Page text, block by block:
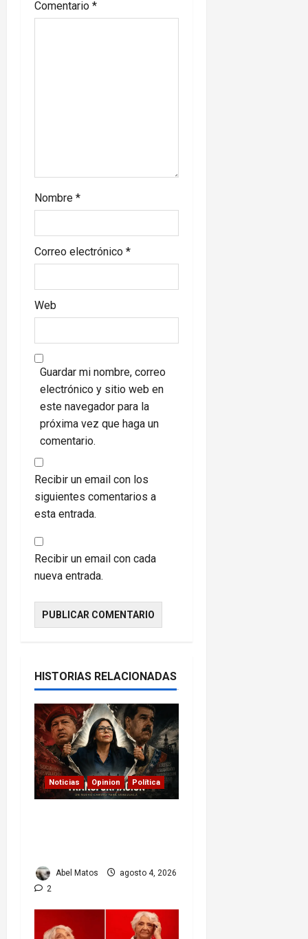
t
Comentario *
Nombre *
Correo electrónico *
Web
Guardar mi nombre, correo
electrónico y sitio web en
este navegador para la
próxima vez que haga un
comentario.
Recibir un email con los
siguientes comentarios a
esta entrada.
Recibir un email con cada
nueva entrada.
HISTORIAS RELACIONADAS
Noticias Opinion Política
Abel Matos
agosto 4, 2026
2